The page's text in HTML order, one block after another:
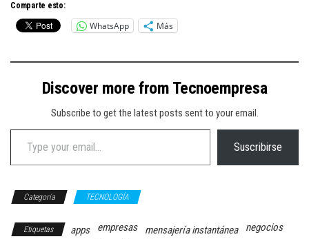
Comparte esto:
WhatsApp Más
Discover more from Tecnoempresa
Subscribe to get the latest posts sent to your email.
Type your email…
Suscribirse
Categoría TECNOLOGÍA
Etiquetas apps empresas mensajería instantánea
negocios